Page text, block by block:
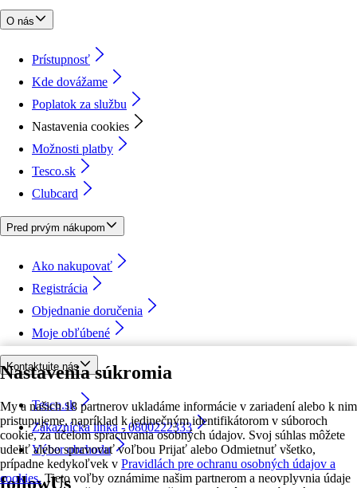
Nastavenia súkromia
My a našich 18 partnerov ukladáme informácie v zariadení alebo k nim
pristupujeme, napríklad k jedinečným identifikátorom v súboroch
cookie, za účelom spracúvania osobných údajov. Svoj súhlas môžete
udeliť alebo spravovať voľbou Prijať alebo Odmietnuť všetko,
prípadne kedykoľvek v Pravidlách pre ochranu osobných údajov a
cookies. Tieto voľby oznámime našim partnerom a neovplyvnia údaje
O nás
Prístupnosť
Kde dovážame
Poplatok za službu
Nastavenia cookies
Možnosti platby
Tesco.sk
Clubcard
Pred prvým nákupom
Ako nakupovať
Registrácia
Objednanie doručenia
Moje obľúbené
Kontaktujte nás
Tesco.sk
Zákaznícka linka - 0800222333
Výber obchodu
followUs